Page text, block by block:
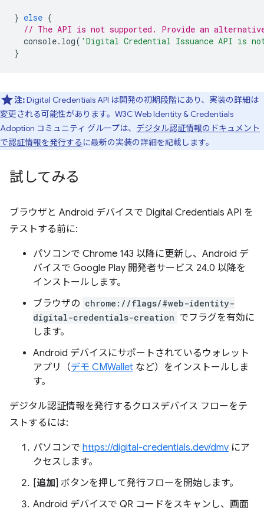
} else {
// The API is not supported. Provide an alternative
console. log( 'Digital Credential Issuance API is
}
注:Digital Credentials API は開発の初期段階にあり、実装の詳細は
変更される可能性があります。W3C Web Identity & Credentials
Adoption コミュニティ グループは、 デジタル認証情報のドキュメント
で認証情報を発行する に最新の実装の詳細を記載します。
試してみる
ブラウザと Android デバイスで Digital Credentials API を
テストする前に:
パソコンで Chrome 143 以降に更新し、Android デ
バイスで Google Play 開発者サービス 24.0 以降を
インストールします。
ブラウザの chrome://flags/#web-identity-
digital-credentials-creation でフラグを有効に
します。
Android デバイスにサポートされているウォレット
アプリ（デモ CMWallet など）をインストールしま
す。
デジタル認証情報を発行するクロスデバイス フローをテ
ストするには:
パソコンで https://digital-credentials.dev/dmv にア
クセスします。
[追加] ボタンを押して発行フローを開始します。
Android デバイスで QR コードをスキャンし、画面